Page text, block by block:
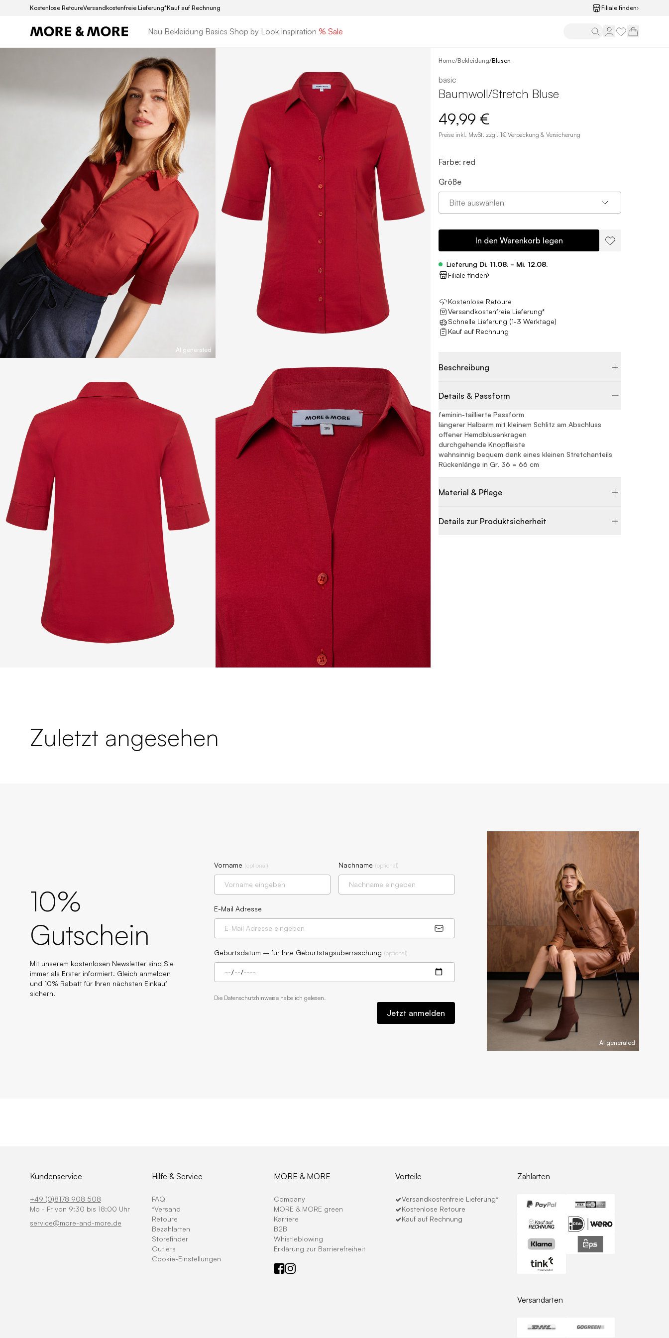
Kostenlose RetoureVersandkostenfreie Lieferung*Kauf auf Rechnung Filiale finden
Neu Bekleidung Basics Shop by Look Inspiration % Sale
AI generated
Home/Bekleidung/Blusen
basic
Baumwoll/Stretch Bluse
49,99 €
Preise inkl. MwSt. zzgl. 1€ Verpackung & Versicherung
Farbe: red
Größe
Bitte auswählen
In den Warenkorb legen
Lieferung Di. 11.08. - Mi. 12.08.
Filiale finden
Kostenlose Retoure
Versandkostenfreie Lieferung*
Schnelle Lieferung (1-3 Werktage)
Kauf auf Rechnung
Beschreibung
Details & Passform
feminin-taillierte Passform
längerer Halbarm mit kleinem Schlitz am Abschluss
offener Hemdblusenkragen
durchgehende Knopfleiste
wahnsinnig bequem dank eines kleinen Stretchanteils
Rückenlänge in Gr. 36 = 66 cm
Material & Pflege
Details zur Produktsicherheit
Zuletzt angesehen
10%
Gutschein
Mit unserem kostenlosen Newsletter sind Sie
immer als Erster informiert. Gleich anmelden
und 10% Rabatt für Ihren nächsten Einkauf
sichern!
Vorname (optional) Nachname (optional)
E-Mail Adresse
Geburtsdatum – für Ihre Geburtstagsüberraschung (optional)
Die Datenschutzhinweise habe ich gelesen.
Jetzt anmelden
AI generated
Kundenservice
+49 (0)8178 908 508
Mo - Fr von 9:30 bis 18:00 Uhr
service@more-and-more.de
Hilfe & Service
FAQ
*Versand
Retoure
Bezahlarten
Storefinder
Outlets
Cookie-Einstellungen
MORE & MORE
Company
MORE & MORE green
Karriere
B2B
Whistleblowing
Erklärung zur Barrierefreiheit
Vorteile
Versandkostenfreie Lieferung*
Kostenlose Retoure
Kauf auf Rechnung
Zahlarten
Versandarten